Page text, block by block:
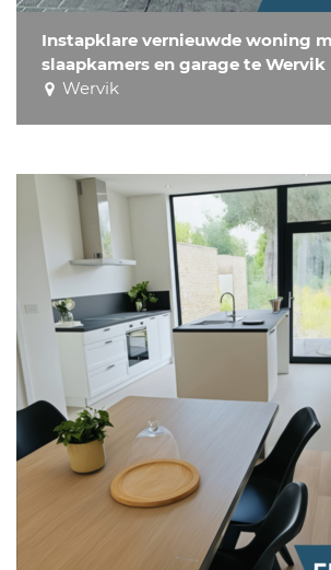
Instapklare vernieuwde woning
slaapkamers en garage te Wervik
Wervik